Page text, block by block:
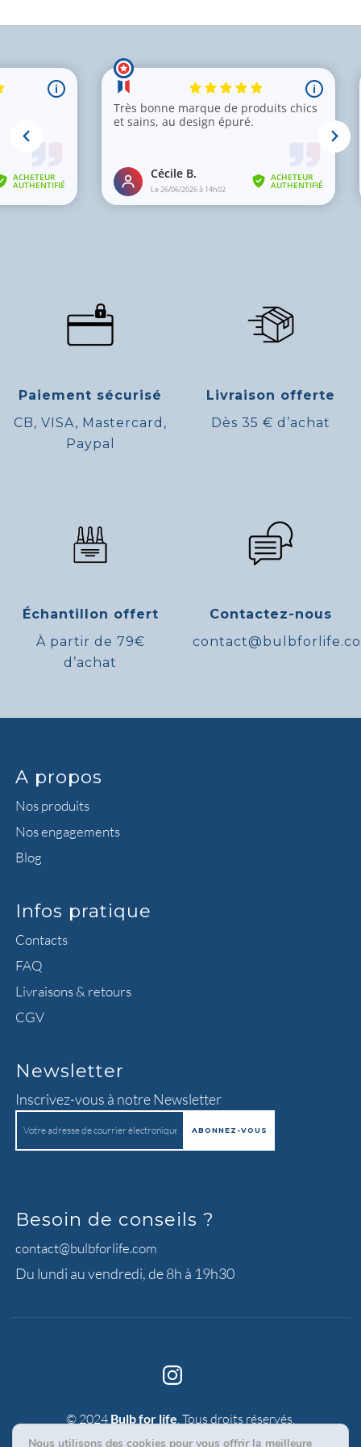
Paiement sécurisé
CB, VISA, Mastercard,
Paypal
Livraison offerte
Dès 35 € d’achat
Échantillon offert
À partir de 79€
d’achat
Contactez-nous
A propos
Nos produits
Nos engagements
Blog
Infos pratique
Contacts
FAQ
Livraisons & retours
CGV
Newsletter
Inscrivez-vous à notre Newsletter
Besoin de conseils ?
contact@bulbforlife.com
Du lundi au vendredi, de 8h à 19h30
© 2024 Bulb for life . Tous droits réservés.
Politique de confidentialité Mentions légales
Nous utilisons des cookies pour vous offrir la meilleure